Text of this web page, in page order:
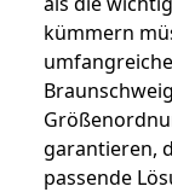
kümmern
garantieren,
passende